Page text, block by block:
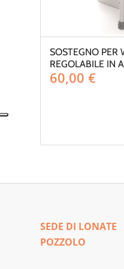
SOSTEGNO PER
REGOLABILE IN
60,00 €
SEDE DI LONATE
POZZOLO